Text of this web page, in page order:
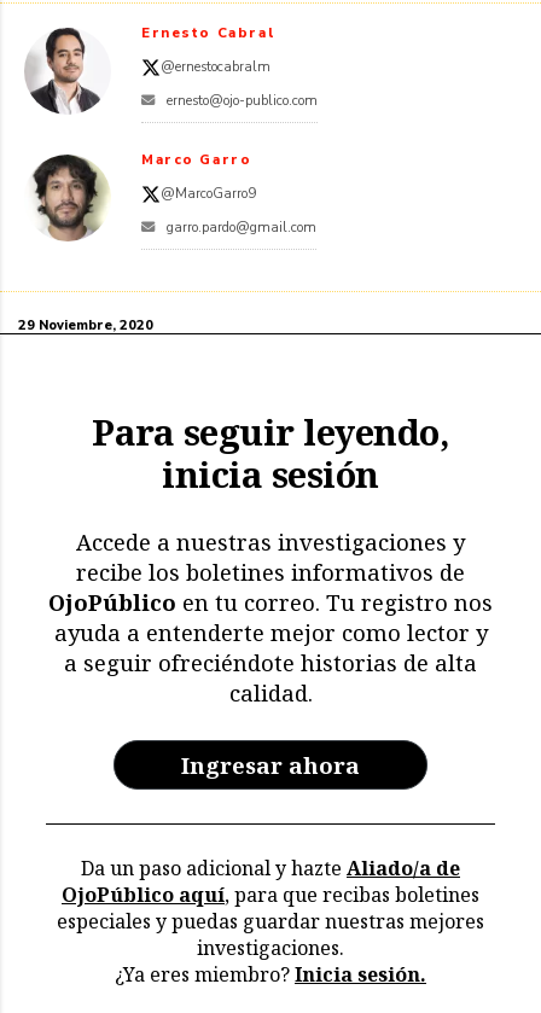
Ernesto Cabral
@ernestocabralm
ernesto@ojo-publico.com
Marco Garro
@MarcoGarro9
garro.pardo@gmail.com
29 Noviembre, 2020
Para seguir leyendo,
inicia sesión
Accede a nuestras investigaciones y
recibe los boletines informativos de
OjoPúblico en tu correo. Tu registro nos
ayuda a entenderte mejor como lector y
a seguir ofreciéndote historias de alta
calidad.
Ingresar ahora
Da un paso adicional y hazte Aliado/a de
OjoPúblico aquí, para que recibas boletines
especiales y puedas guardar nuestras mejores
investigaciones.
¿Ya eres miembro?Inicia sesión.